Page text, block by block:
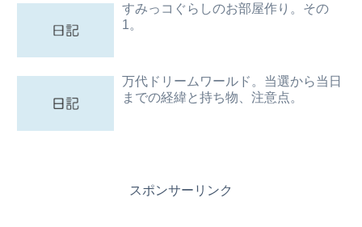
すみっコぐらしのお部屋作り。その
1。
万代ドリームワールド。当選から当日
までの経緯と持ち物、注意点。
スポンサーリンク